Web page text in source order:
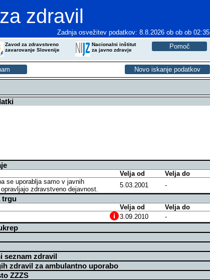
zdravil
Zadnja osvežitev podatkov: 8.8.2026 ob ob ob 02:35
Zavod za zdravstveno
zavarovanje Slovenije
Nacionalni inštitut
za javno zdravje
Velja od
Velja do
se uporablja samo v javnih
zdravstveno dejavnost.
5.03.2001 -
trgu
Velja od
Velja do
3.09.2010 -
seznam zdravil
zdravil za ambulantno uporabo
ZZZS